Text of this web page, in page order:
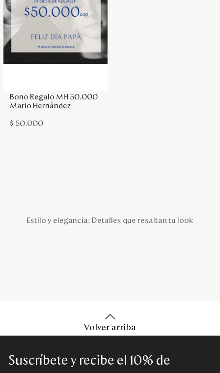
Bono Regalo MH 50.000
Mario Hernández
$ 50.000
Estilo y elegancia: Detalles que resaltan tu look
Volver arriba
Suscríbete y recibe el 10% de